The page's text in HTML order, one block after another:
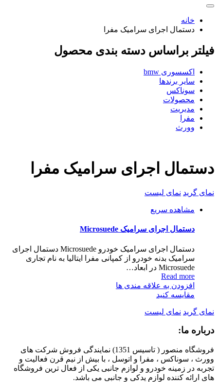
خانه
دستمال اجرای سرامیک مفرا
فیلتر براساس دسته بندی محصول
اکسسوری bmw
سایر برندها
سوناکس
محصولات
مدیریت
مفرا
وورث
دستمال اجرای سرامیک مفرا
نمای گرید نمای لیست
مشاهده سریع
دستمال اجرای سرامیک Microsuede
دستمال اجرای سرامیک خودرو Microsuede دستمال اجرای
سرامیک بدنه خودرو از کمپانی مفرا ایتالیا به نام تجاری
Microsuede در ابعاد…
Read more
افزودن به علاقه مندی ها
مقایسه کنید
نمای گرید نمای لیست
درباره ما:
فروشگاه منصور ( تاسیس 1351) نمایندگی فروش شرکت های
وورث ، سوناکس ، مفرا و اتوسل ، با بیش از نیم قرن فعالیت و
تجربه در زمینه خودرو و لوازم جانبی یکی از فعال ترین فروشگاه
های ارائه کننده لوازم یدکی و جانبی می باشد.